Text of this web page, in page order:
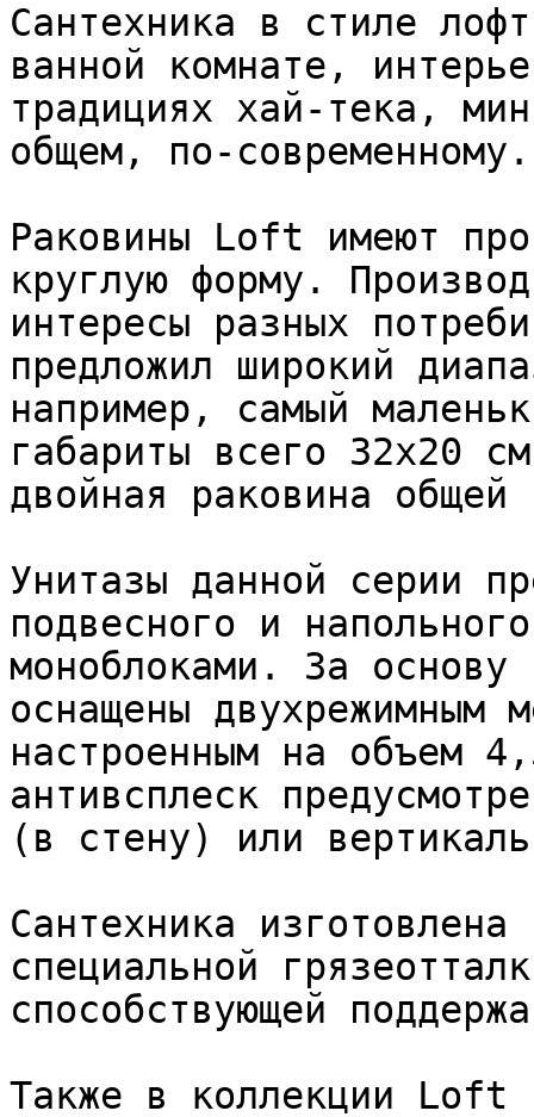
Сантехника в стиле
ванной комнате,
традициях хай-тека,
общем, по-современному.
Раковины Loft имеют
круглую форму.
интересы разных
предложил широкий
например, самый
габариты всего 32х20
двойная раковина
Унитазы данной серии
подвесного и
моноблоками. За
оснащены двухрежимным
настроенным на объем
антивсплеск
(в стену) или
Сантехника
специальной
способствующей
Также в коллекции Loft